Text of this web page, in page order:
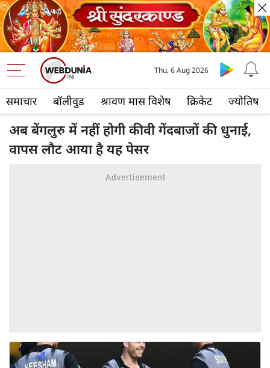
समाचार बॉलीवुड श्रावण मास विशेष क्रिकेट ज्योतिष
Thu, 6 Aug 2026
अब बेंगलुरु में नहीं होगी कीवी गेंदबाजों की धुनाई,
वापस लौट आया है यह पेसर